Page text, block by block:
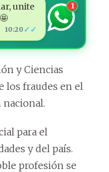
unite
10:20 ✓✓
1
y Ciencias
los fraudes en el
nacional.
para el
y del país.
profesión se